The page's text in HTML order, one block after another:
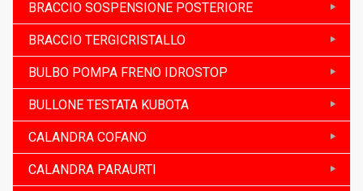
BRACCIO SOSPENSIONE POSTERIORE
BRACCIO TERGICRISTALLO
BULBO POMPA FRENO IDROSTOP
BULLONE TESTATA KUBOTA
CALANDRA COFANO
CALANDRA PARAURTI